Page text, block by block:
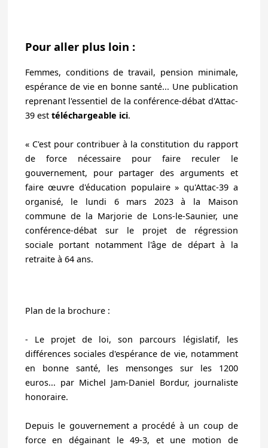
Pour aller plus loin :
Femmes, conditions de travail, pension minimale,
espérance de vie en bonne santé... Une publication
reprenant l'essentiel de la conférence-débat d'Attac-
39 est téléchargeable ici.
« C'est pour contribuer à la constitution du rapport
de force nécessaire pour faire reculer le
gouvernement, pour partager des arguments et
faire œuvre d'éducation populaire » qu'Attac-39 a
organisé, le lundi 6 mars 2023 à la Maison
commune de la Marjorie de Lons-le-Saunier, une
conférence-débat sur le projet de régression
sociale portant notamment l'âge de départ à la
retraite à 64 ans.
Plan de la brochure :
- Le projet de loi, son parcours législatif, les
différences sociales d'espérance de vie, notamment
en bonne santé, les mensonges sur les 1200
euros... par Michel Jam-Daniel Bordur, journaliste
honoraire.
Depuis le gouvernement a procédé à un coup de
force en dégainant le 49-3, et une motion de